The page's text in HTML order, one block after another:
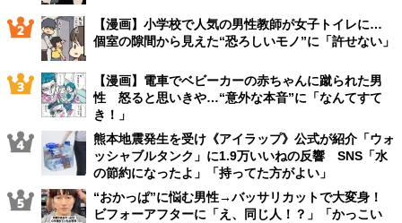
【漫画】小学校で人気の男性教師が女子トイレに…
個室の隙間から見えた“恐ろしいモノ”に「許せない」
【漫画】電車でベビーカーの赤ちゃんに蹴られた男
性 怒ると思いきや…“意外な本音”に「なんてすて
き！」
熊本地震発生を受け《アイラップ》公式が紹介「ウォ
ッシャブルタンク」に1.9万いいねの反響 SNS「水
の節約になったよ」「持ってた方がよい」
“おかっぱ”に悩む男性→バッサリカットで大変身！
ビフォーアフターに「え、同じ人！？」「かっこい